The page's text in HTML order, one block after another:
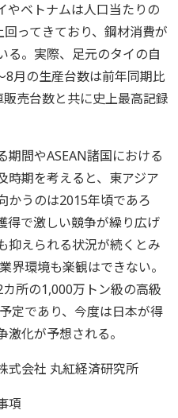
やベトナムは人口当たりの
ってきており、鋼材消費が
る。実際、足元のタイの自
月の生産台数は前年同期比
売台数と共に史上最高記録
期間やASEAN諸国における
時期を考えると、東アジア
かうのは2015年頃であろ
得で激しい競争が繰り広げ
抑えられる状況が続くとみ
界環境も楽観はできない。
所の1,000万トン級の高級
定であり、今度は日本が得
化が予想される。
式会社 丸紅経済研究所
項